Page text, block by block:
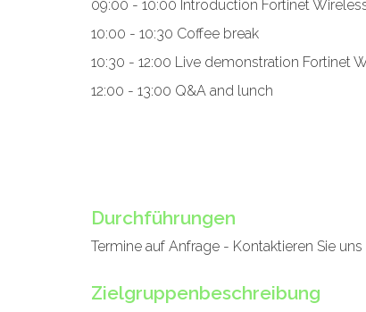
09:00 - 10:00 Introduction Fortinet
10:00 - 10:30 Coffee break
10:30 - 12:00 Live demonstration Fortinet
12:00 - 13:00 Q&A and lunch
Durchführungen
Termine auf Anfrage - Kontaktieren Sie uns
Zielgruppenbeschreibung